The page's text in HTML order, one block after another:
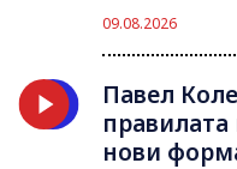
09.08.2026
Павел
правилата
нови